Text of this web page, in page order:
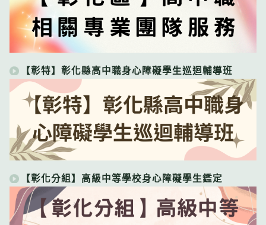
【彰特】彰化縣高中職身心障礙學生巡迴輔導班
【彰化分組】高級中等學校身心障礙學生鑑定